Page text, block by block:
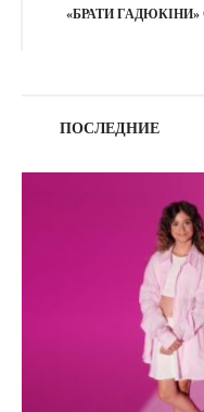
«БРАТИ
ПОСЛЕДНИЕ